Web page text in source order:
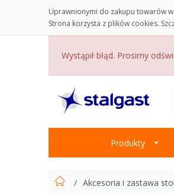
Uprawnionymi do zakupu towarów
Strona korzysta z plików cookies.
Wystąpił błąd. Prosimy
Produkty
Akcesoria i zastawa